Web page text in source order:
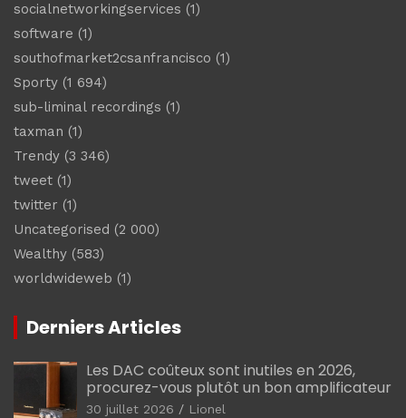
socialnetworkingservices (1)
software (1)
southofmarket2csanfrancisco (1)
Sporty (1 694)
sub-liminal recordings (1)
taxman (1)
Trendy (3 346)
tweet (1)
twitter (1)
Uncategorised (2 000)
Wealthy (583)
worldwideweb (1)
Derniers Articles
Les DAC coûteux sont inutiles en 2026,
procurez-vous plutôt un bon amplificateur
30 juillet 2026 Lionel